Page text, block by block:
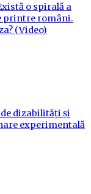
o spirală a
printre români.
(Video)
de dizabilități și
experimentală